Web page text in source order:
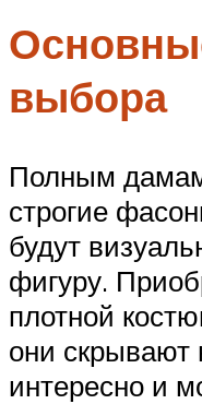
выбора
Полным
строгие
будут
фигуру.
плотной
они скрывают
интересно и